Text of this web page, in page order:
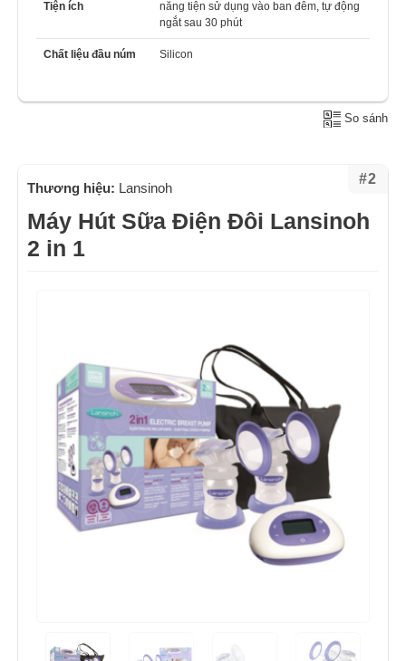
Tiện ích
năng tiện sử dụng vào ban đêm, tự động
ngắt sau 30 phút
Chất liệu đầu núm Silicon
So sánh
#2
Thương hiệu: Lansinoh
Máy Hút Sữa Điện Đôi Lansinoh
2 in 1